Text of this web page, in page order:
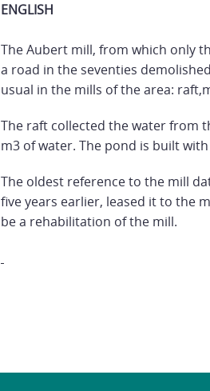
ENGLISH
The Aubert mill, from which only
a road in the seventies
usual in the mills of the area:
The raft collected the water from
m3 of water. The pond is built
The oldest reference to the mill
five years earlier, leased it to the
be a rehabilitation of the mill.